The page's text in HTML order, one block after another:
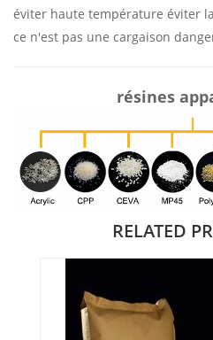
éviter haute température éviter
ce n'est pas une cargaison
résines
RELATED